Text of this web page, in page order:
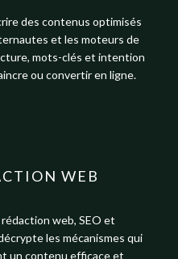
des contenus optimisés
et les moteurs de
mots-clés et intention
ou convertir en ligne.
WEB
web, SEO et
les mécanismes qui
un contenu efficace et